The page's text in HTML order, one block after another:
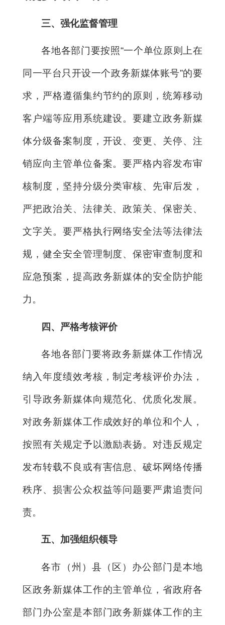
三、强化监督管理
各地各部门要按照“一个单位原则上在
同一平台只开设一个政务新媒体账号”的要
求，严格遵循集约节约的原则，统筹移动
客户端等应用系统建设。要建立政务新媒
体分级备案制度，开设、变更、关停、注
销应向主管单位备案。要严格内容发布审
核制度，坚持分级分类审核、先审后发，
严把政治关、法律关、政策关、保密关、
文字关。要严格执行网络安全法等法律法
规，健全安全管理制度、保密审查制度和
应急预案，提高政务新媒体的安全防护能
力。
四、严格考核评价
各地各部门要将政务新媒体工作情况
纳入年度绩效考核，制定考核评价办法，
引导政务新媒体向规范化、优质化发展。
对政务新媒体工作成效好的单位和个人，
按照有关规定予以激励表扬。对违反规定
发布转载不良或有害信息、破坏网络传播
秩序、损害公众权益等问题要严肃追责问
责。
五、加强组织领导
各市（州）县（区）办公部门是本地
区政务新媒体工作的主管单位，省政府各
部门办公室是本部门政务新媒体工作的主